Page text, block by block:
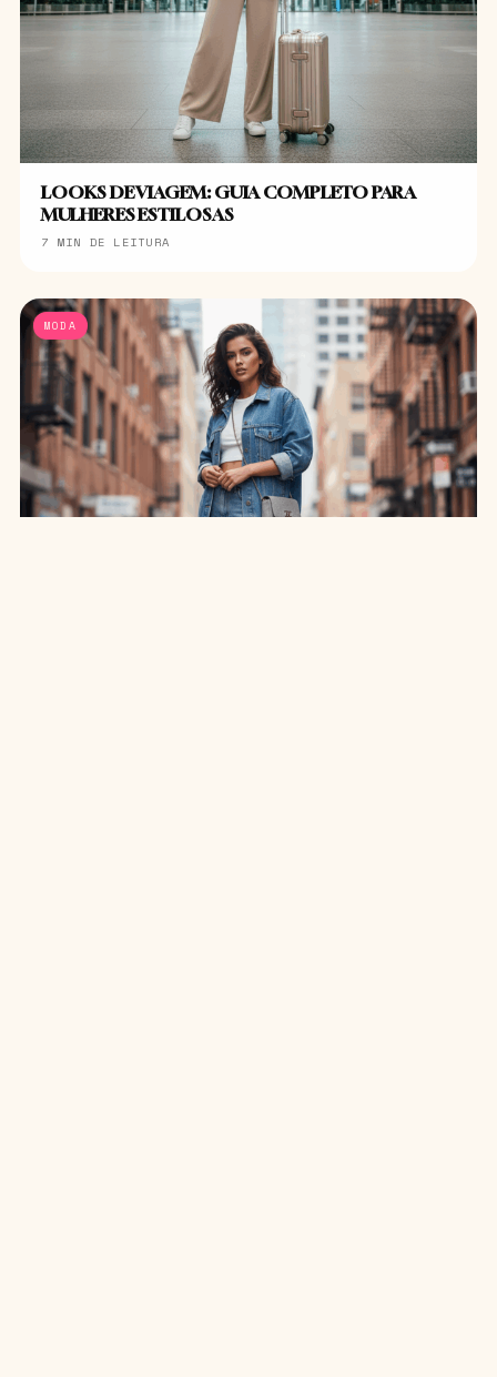
LOOKS DE VIAGEM: GUIA COMPLETO PARA
MULHERES ESTILOSAS
7 MIN DE LEITURA
MODA